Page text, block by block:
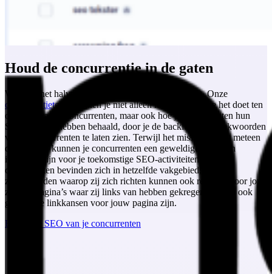
Houd de concurrentie in de gaten
Weten is het halve werk, en dit geldt ook voor SEO. Onze
concurrentietools
kunnen je niet alleen laten zien hoe je het doet ten
opzichte van je concurrenten, maar ook hoe je concurrenten hun
SEO-posities hebben behaald, door je de backlinks en zoekwoorden
van je concurrenten te laten zien. Terwijl het misschien niet meteen
duidelijk is, kunnen je concurrenten een geweldige bron van
inspiratie zijn voor je toekomstige SEO-activiteiten. Jij en je
concurrenten bevinden zich in hetzelfde vakgebied, dus
zoekwoorden waarop zij zich richten kunnen ook relevant voor jou
zijn, en pagina’s waar zij links van hebben gekregen kunnen ook
geweldige linkkansen voor jouw pagina zijn.
Bekijk de SEO van je concurrenten